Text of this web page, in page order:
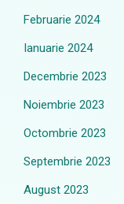
Februarie 2024
Ianuarie 2024
Decembrie 2023
Noiembrie 2023
Octombrie 2023
Septembrie 2023
August 2023